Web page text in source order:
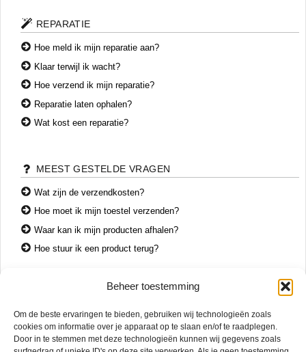
Beheer toestemming
Om de beste ervaringen te bieden, gebruiken wij technologieën zoals
cookies om informatie over je apparaat op te slaan en/of te raadplegen.
Door in te stemmen met deze technologieën kunnen wij gegevens zoals
REPARATIE
Hoe meld ik mijn reparatie aan?
Klaar terwijl ik wacht?
Hoe verzend ik mijn reparatie?
Reparatie laten ophalen?
Wat kost een reparatie?
MEEST GESTELDE VRAGEN
Wat zijn de verzendkosten?
Hoe moet ik mijn toestel verzenden?
Waar kan ik mijn producten afhalen?
Hoe stuur ik een product terug?
+31 74 7850071
+31 683 65 60 77